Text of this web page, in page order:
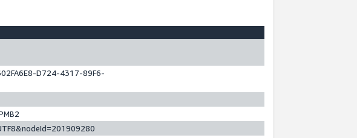
D724-4317-89F6-